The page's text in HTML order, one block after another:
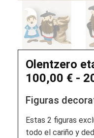
Olentzero
100,00 € -
Figuras
Estas 2 figuras
todo el cariño y